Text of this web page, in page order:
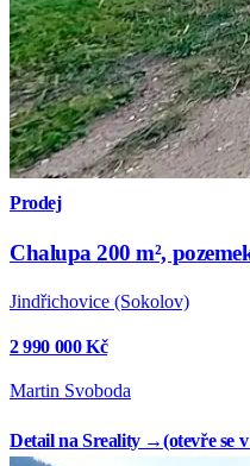
Prodej
Chalupa 200 m²,
Jindřichovice (Sokolov)
2 990 000 Kč
Martin Svoboda
Detail na Sreality →(otevře se